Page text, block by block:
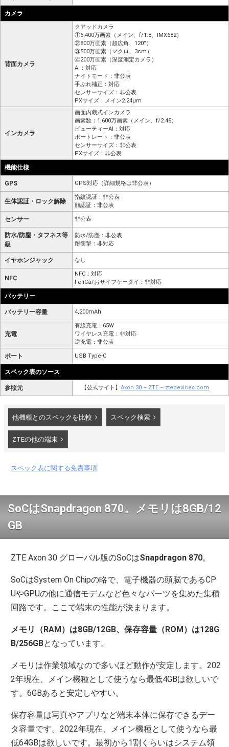
カメラ
背面カメラ
クアッドカメラ
①6,400万画素（メイン、f/1.8、IMX682）
②800万画素（超広角、120°）
③500万画素（マクロ、3cm）
④200万画素（深度測定カメラ）
AI：対応
ナイトモード：非公表
手ぶれ補正：対応
センサーサイズ：非公表
PXサイズ：メイン2.24μm
インカメラ
画面内蔵式インカメラ
画素数：1,600万画素（メイン、f/2.45）
ビューティーAI：対応
ポートレート：非公表
センサーサイズ：非公表
PXサイズ：非公表
機能仕様
GPS GPS対応（詳細規格は非公表）
生体認証・ロック解除
指紋認証：非公表
顔認証：非公表
センサー 非公表
防水/防塵・タフネス等
級
防水/防塵：非公表
耐衝撃：非対応
イヤホンジャック なし
NFC
NFC：対応
FeliCa/おサイフケータイ：非対応
バッテリー
バッテリー容量 4,200mAh
充電
有線充電：65W
ワイヤレス充電：非対応
逆充電：非公表
ポート USB Type-C
スペック表のソース
参照元 【公式サイト】Axon 30 – ZTE – ztedevices.com
他機種とのスペックを比較 スペック検索
ZTEの他の端末
スペック表に関する免責事項
SoCはSnapdragon 870。メモリは8GB/12
GB
ZTE Axon 30 グローバル版のSoCはSnapdragon 870。
SoCはSystem On Chipの略で、電子機器の頭脳であるCP
UやGPUの他に通信モデムなど色々なパーツを集めた集積
回路です。ここで端末の性能が決まります。
メモリ（RAM）は8GB/12GB、保存容量（ROM）は128G
B/256GBとなっています。
メモリは作業領域なので多いほど動作が安定します。202
2年現在、メイン機種として使うなら最低4GBは欲しいで
す。6GBあると安定しやすい。
保存容量は写真やアプリなど端末本体に保存できるデー
タ容量です。2022年現在、メイン機種として使うなら最
低64GBは欲しいです。最初から1割くらいはシステム領